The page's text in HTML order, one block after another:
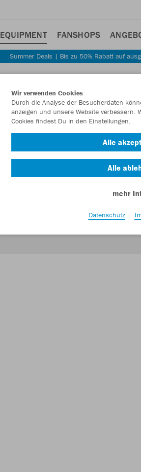
EQUIPMENT FANSHOPS
Summer Deals | Bis zu 50% Rabatt auf
Wir verwenden Cookies
Durch die Analyse der Besucherdaten
anzeigen und unsere Website verbessern.
Cookies findest Du in den Einstellungen.
Alle
Alle
mehr
Datenschutz